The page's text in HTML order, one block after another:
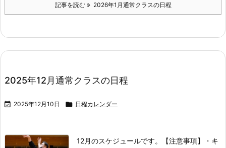
記事を読む 2026年1月通常クラスの日程
2025年12月通常クラスの日程
 2025年12月10日  日程カレンダー
12月のスケジュールです。 【注意事項】
・キ